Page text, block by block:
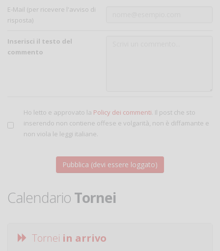
E-Mail (per ricevere l'avviso di
risposta)
Inserisci il testo del
commento
Ho letto e approvato la Policy dei commenti. Il post che sto
inserendo non contiene offese e volgarità, non è diffamante e
non viola le leggi italiane.
Calendario Tornei
Tornei in arrivo